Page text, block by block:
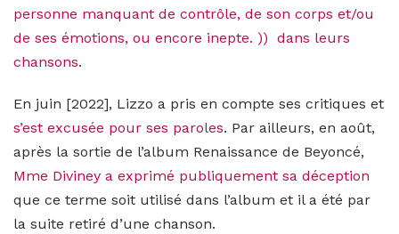
personne manquant de contrôle, de son corps et/ou
de ses émotions, ou encore inepte. )) dans leurs
chansons.
En juin [2022], Lizzo a pris en compte ses critiques et
s’est excusée pour ses paroles. Par ailleurs, en août,
après la sortie de l’album Renaissance de Beyoncé,
Mme Diviney a exprimé publiquement sa déception
que ce terme soit utilisé dans l’album et il a été par
la suite retiré d’une chanson.